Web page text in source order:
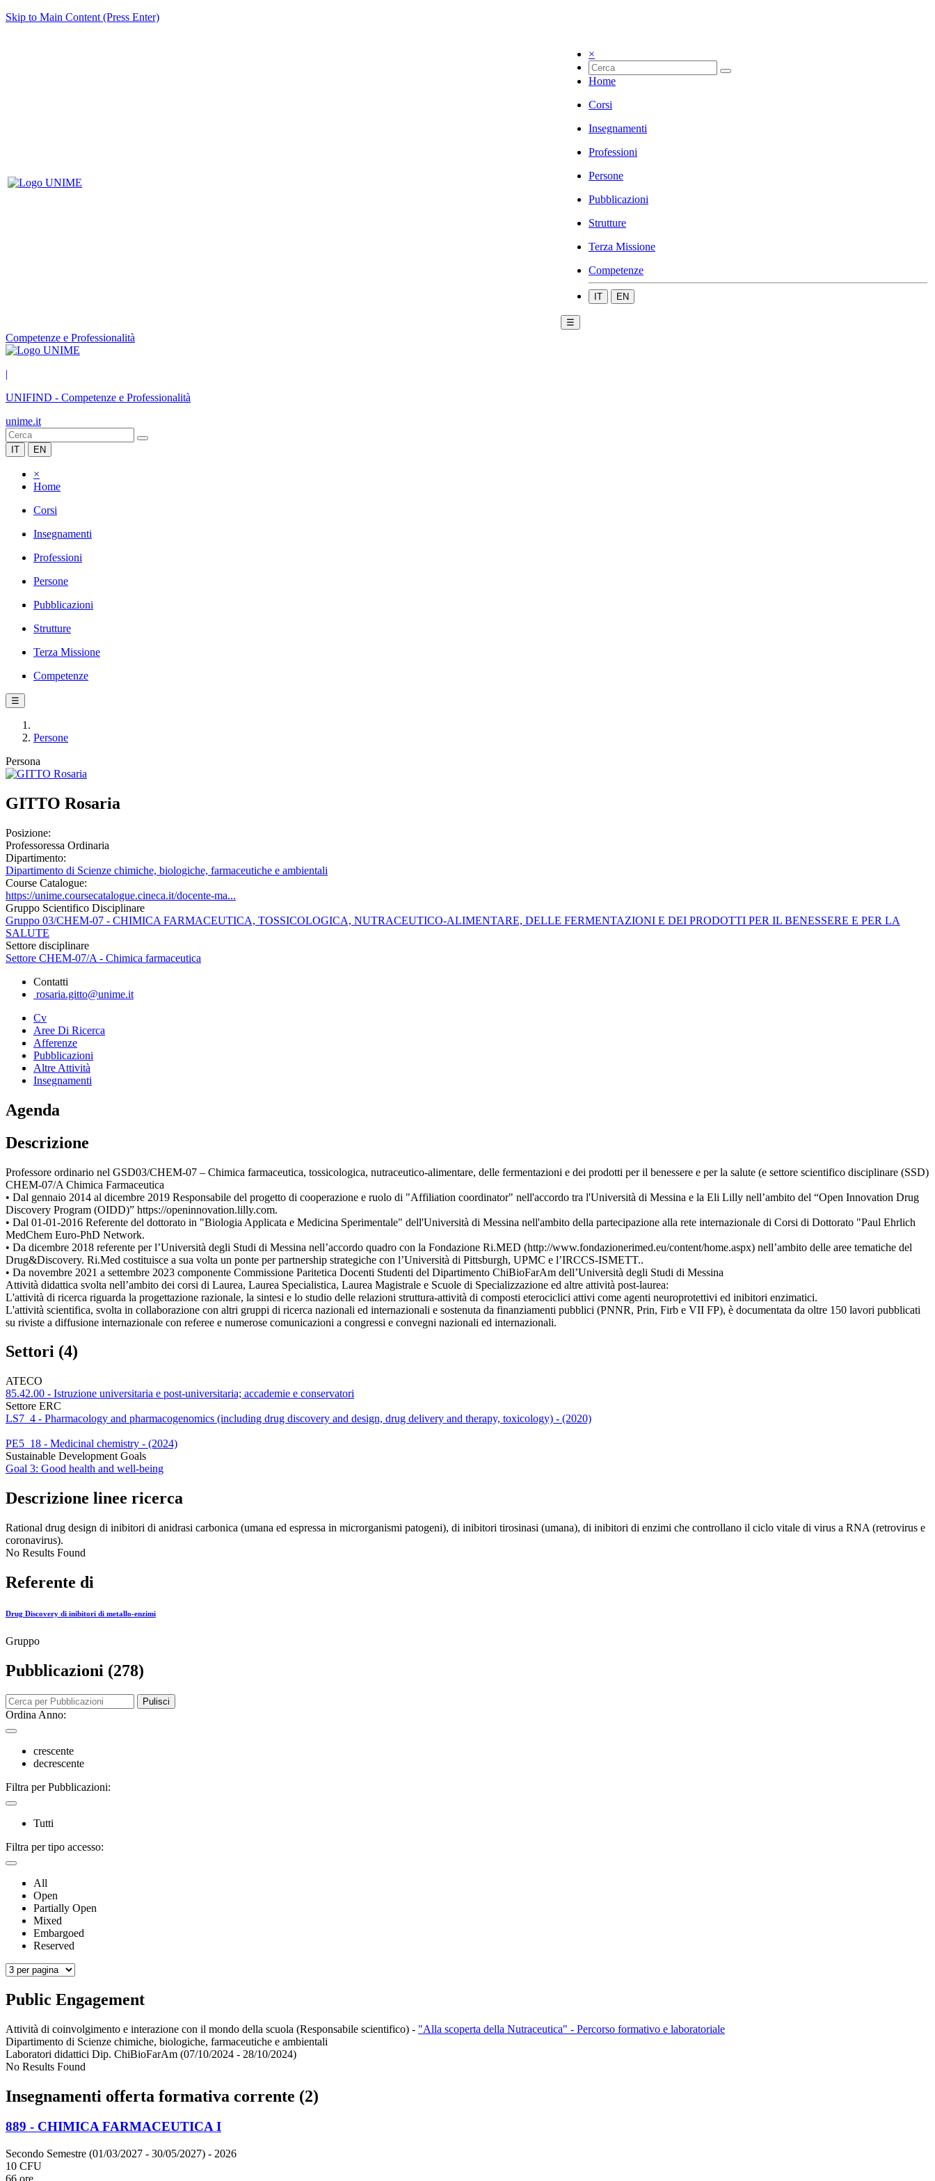
Skip to Main Content (Press Enter)
×
Home
Corsi
Insegnamenti
Professioni
Persone
Pubblicazioni
Strutture
Terza Missione
Competenze
IT EN
☰
Competenze e Professionalità
|
UNIFIND - Competenze e Professionalità
unime.it
IT EN
×
Home
Corsi
Insegnamenti
Professioni
Persone
Pubblicazioni
Strutture
Terza Missione
Competenze
☰
Persone
Persona
GITTO Rosaria
Posizione:
Professoressa Ordinaria
Dipartimento:
Dipartimento di Scienze chimiche, biologiche, farmaceutiche e ambientali
Course Catalogue:
https://unime.coursecatalogue.cineca.it/docente-ma...
Gruppo Scientifico Disciplinare
Gruppo 03/CHEM-07 - CHIMICA FARMACEUTICA, TOSSICOLOGICA, NUTRACEUTICO-ALIMENTARE, DELLE FERMENTAZIONI E DEI PRODOTTI PER IL BENESSERE E PER LA
SALUTE
Settore disciplinare
Settore CHEM-07/A - Chimica farmaceutica
Contatti
rosaria.gitto@unime.it
Cv
Aree Di Ricerca
Afferenze
Pubblicazioni
Altre Attività
Insegnamenti
Agenda
Descrizione
Professore ordinario nel GSD03/CHEM-07 – Chimica farmaceutica, tossicologica, nutraceutico-alimentare, delle fermentazioni e dei prodotti per il benessere e per la salute (e settore scientifico disciplinare (SSD)
CHEM-07/A Chimica Farmaceutica
• Dal gennaio 2014 al dicembre 2019 Responsabile del progetto di cooperazione e ruolo di "Affiliation coordinator" nell'accordo tra l'Università di Messina e la Eli Lilly nell’ambito del “Open Innovation Drug
Discovery Program (OIDD)” https://openinnovation.lilly.com.
• Dal 01-01-2016 Referente del dottorato in "Biologia Applicata e Medicina Sperimentale" dell'Università di Messina nell'ambito della partecipazione alla rete internazionale di Corsi di Dottorato "Paul Ehrlich
MedChem Euro-PhD Network.
• Da dicembre 2018 referente per l’Università degli Studi di Messina nell’accordo quadro con la Fondazione Ri.MED (http://www.fondazionerimed.eu/content/home.aspx) nell’ambito delle aree tematiche del
Drug&Discovery. Ri.Med costituisce a sua volta un ponte per partnership strategiche con l’Università di Pittsburgh, UPMC e l’IRCCS-ISMETT..
• Da novembre 2021 a settembre 2023 componente Commissione Paritetica Docenti Studenti del Dipartimento ChiBioFarAm dell’Università degli Studi di Messina
Attività didattica svolta nell’ambito dei corsi di Laurea, Laurea Specialistica, Laurea Magistrale e Scuole di Specializzazione ed altre attività post-laurea:
L'attività di ricerca riguarda la progettazione razionale, la sintesi e lo studio delle relazioni struttura-attività di composti eterociclici attivi come agenti neuroprotettivi ed inibitori enzimatici.
L'attività scientifica, svolta in collaborazione con altri gruppi di ricerca nazionali ed internazionali e sostenuta da finanziamenti pubblici (PNNR, Prin, Firb e VII FP), è documentata da oltre 150 lavori pubblicati
su riviste a diffusione internazionale con referee e numerose comunicazioni a congressi e convegni nazionali ed internazionali.
Settori (4)
ATECO
85.42.00 - Istruzione universitaria e post-universitaria; accademie e conservatori
Settore ERC
LS7_4 - Pharmacology and pharmacogenomics (including drug discovery and design, drug delivery and therapy, toxicology) - (2020)
PE5_18 - Medicinal chemistry - (2024)
Sustainable Development Goals
Goal 3: Good health and well-being
Descrizione linee ricerca
Rational drug design di inibitori di anidrasi carbonica (umana ed espressa in microrganismi patogeni), di inibitori tirosinasi (umana), di inibitori di enzimi che controllano il ciclo vitale di virus a RNA (retrovirus e
coronavirus).
No Results Found
Referente di
Drug Discovery di inibitori di metallo-enzimi
Gruppo
Pubblicazioni (278)
Pulisci
Ordina Anno:
crescente
decrescente
Filtra per Pubblicazioni:
Tutti
Filtra per tipo accesso:
All
Open
Partially Open
Mixed
Embargoed
Reserved
Public Engagement
Attività di coinvolgimento e interazione con il mondo della scuola (Responsabile scientifico) - "Alla scoperta della Nutraceutica" - Percorso formativo e laboratoriale
Dipartimento di Scienze chimiche, biologiche, farmaceutiche e ambientali
Laboratori didattici Dip. ChiBioFarAm (07/10/2024 - 28/10/2024)
No Results Found
Insegnamenti offerta formativa corrente (2)
889 - CHIMICA FARMACEUTICA I
Secondo Semestre (01/03/2027 - 30/05/2027) - 2026
10 CFU